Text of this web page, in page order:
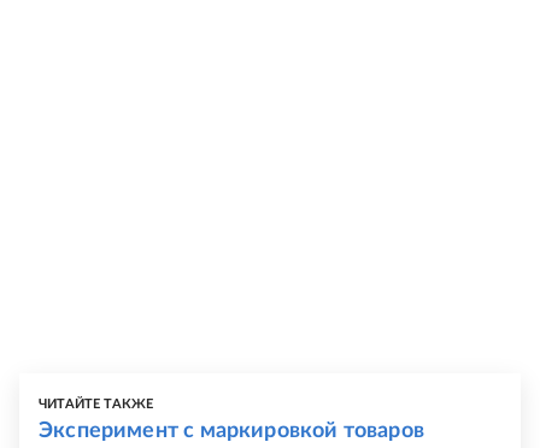
ЧИТАЙТЕ ТАКЖЕ
Эксперимент с маркировкой товаров